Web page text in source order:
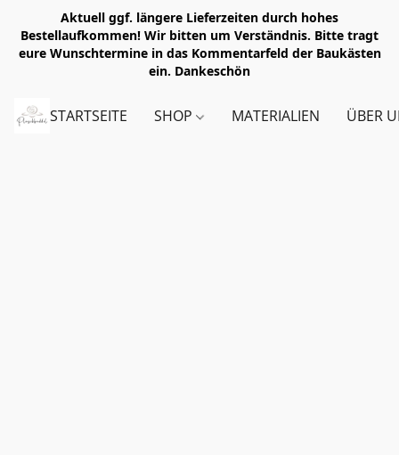
Aktuell ggf. längere Lieferzeiten durch hohes
Bestellaufkommen! Wir bitten um Verständnis. Bitte tragt
eure Wunschtermine in das Kommentarfeld der Baukästen
ein. Dankeschön
STARTSEITE SHOP MATERIALIEN ÜBER